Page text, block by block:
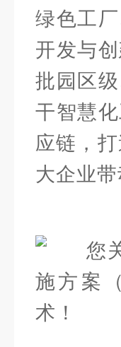
绿色工
开发与
批园区
干智慧
应链，
大企业